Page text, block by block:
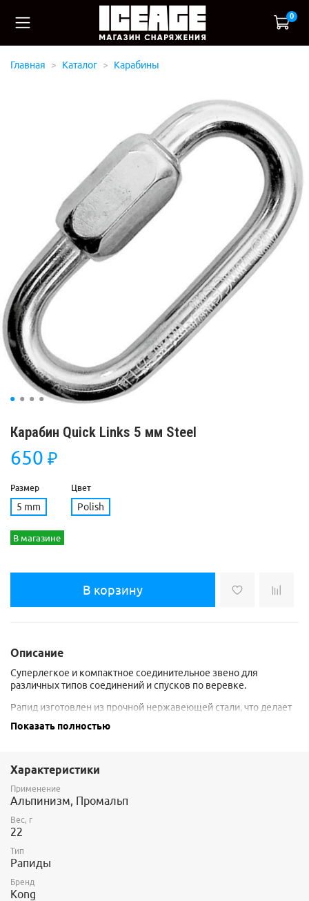
0
Главная Каталог Карабины
Карабин Quick Links 5 мм Steel
650 ₽
Размер
5 mm
Цвет
Polish
В магазине
В корзину
Описание
Суперлегкое и компактное соединительное звено для
различных типов соединений и спусков по веревке.
Рапид изготовлен из прочной нержавеющей стали, что делает
его более износостойким.
Не имеет сертификата CE.
Нагрузка на разрыв - 2250 кг. Рабочая нагрузка (WLL) - 450 кг.
Показать полностью
Характеристики
Применение
Альпинизм, Промальп
Вес, г
22
Тип
Рапиды
Бренд
Kong